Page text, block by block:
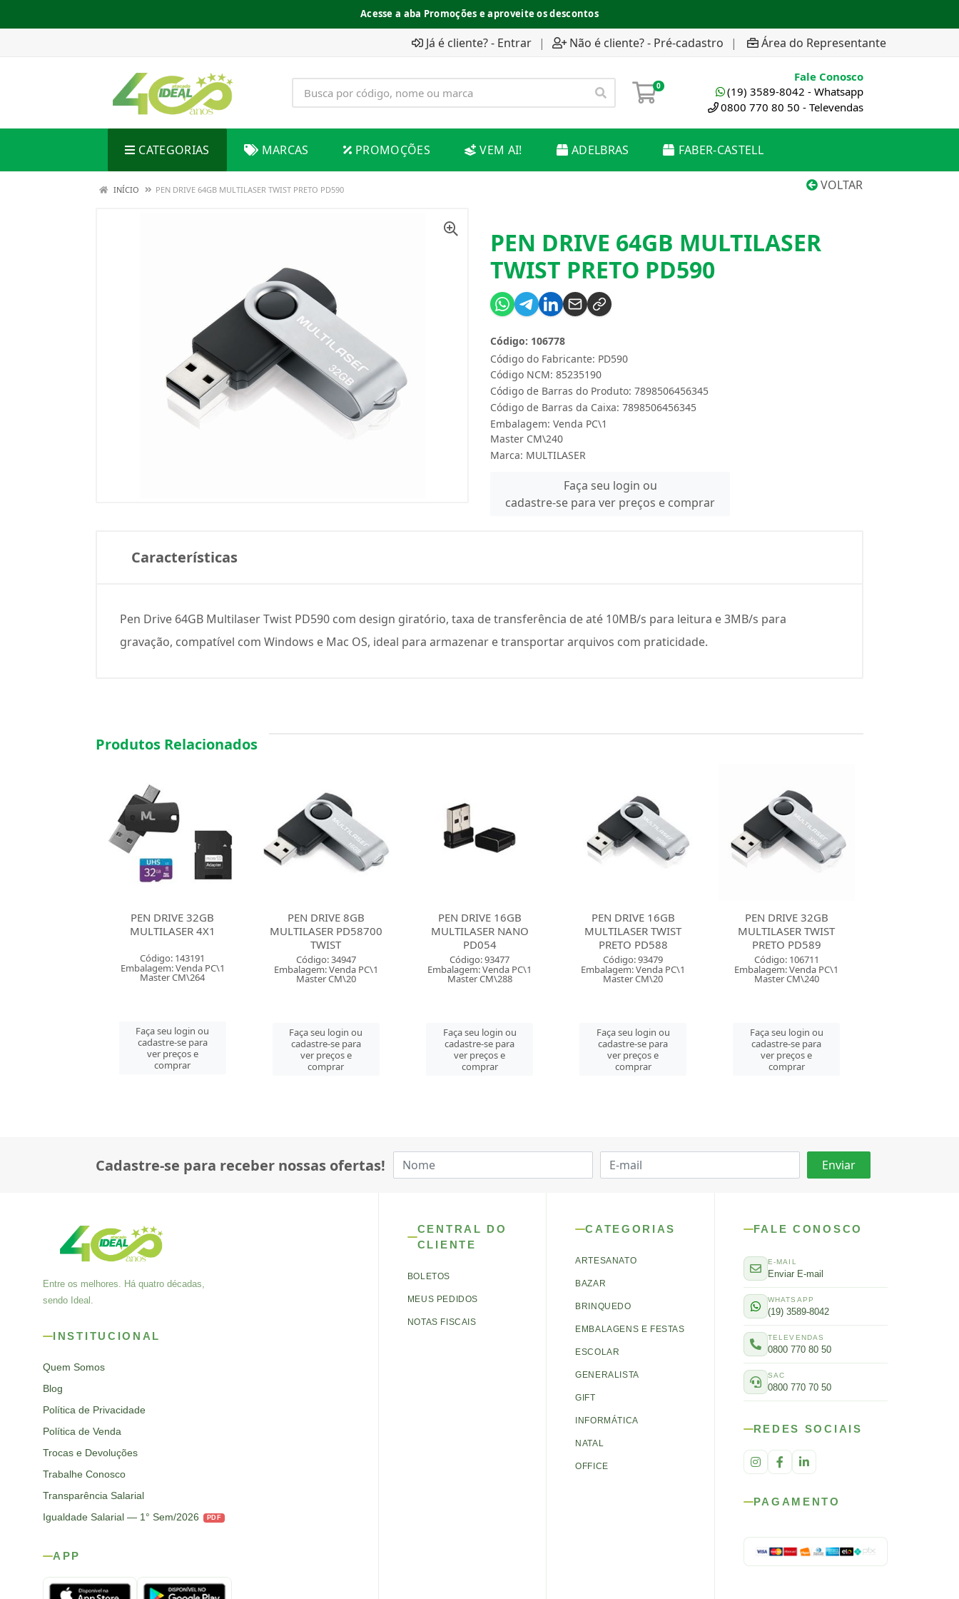
Acesse a aba Promoções e aproveite os descontos
Já é cliente? - Entrar | Não é cliente? - Pré-cadastro | Área do Representante
0
Fale Conosco
(19) 3589-8042 - Whatsapp
0800 770 80 50 - Televendas
CATEGORIAS MARCAS PROMOÇÕES VEM AI! ADELBRAS FABER-CASTELL
VOLTAR
INÍCIO PEN DRIVE 64GB MULTILASER TWIST PRETO PD590
PEN DRIVE 64GB MULTILASER
TWIST PRETO PD590
Código do Fabricante: PD590
Código: 106778
Código NCM: 85235190
Código de Barras do Produto: 7898506456345
Código de Barras da Caixa: 7898506456345
Embalagem: Venda PC\1
Master CM\240
Marca: MULTILASER
Faça seu login ou
cadastre-se para ver preços e comprar
Características
Pen Drive 64GB Multilaser Twist PD590 com design giratório, taxa de transferência de até 10MB/s para leitura e 3MB/s para
gravação, compatível com Windows e Mac OS, ideal para armazenar e transportar arquivos com praticidade.
Produtos Relacionados
PEN DRIVE 8GB
MULTILASER PD58700
Código: 34947
Embalagem: Venda PC\1
Master CM\20
Faça seu login ou
cadastre-se para
ver preços e
comprar
PEN DRIVE 16GB
MULTILASER NANO
PD054
Código: 93477
Embalagem: Venda PC\1
Master CM\288
Faça seu login ou
cadastre-se para
ver preços e
comprar
PEN DRIVE 16GB
MULTILASER TWIST
PRETO PD588
Código: 93479
Embalagem: Venda PC\1
Master CM\20
Faça seu login ou
cadastre-se para
ver preços e
comprar
PEN DRIVE 32GB
MULTILASER TWIST
PRETO PD589
Código: 106711
Embalagem: Venda PC\1
Master CM\240
Faça seu login ou
cadastre-se para
ver preços e
comprar
PEN DRIVE 32GB
MULTILASER 4X1
Código: 143191
Embalagem: Venda PC\1
Master CM\264
Faça seu login ou
cadastre-se para
ver preços e
comprar
Cadastre-se para receber nossas ofertas!
Entre os melhores. Há quatro décadas,
sendo Ideal.
INSTITUCIONAL
Quem Somos
Blog
Política de Privacidade
Política de Venda
Trocas e Devoluções
Trabalhe Conosco
Transparência Salarial
Igualdade Salarial — 1° Sem/2026
PDF
APP
CENTRAL DO
CLIENTE
BOLETOS
MEUS PEDIDOS
NOTAS FISCAIS
CATEGORIAS
ARTESANATO
BAZAR
BRINQUEDO
EMBALAGENS E FESTAS
ESCOLAR
GENERALISTA
GIFT
INFORMÁTICA
NATAL
OFFICE
FALE CONOSCO
E-MAIL
Enviar E-mail
WHATSAPP
(19) 3589-8042
TELEVENDAS
0800 770 80 50
SAC
0800 770 70 50
REDES SOCIAIS
PAGAMENTO